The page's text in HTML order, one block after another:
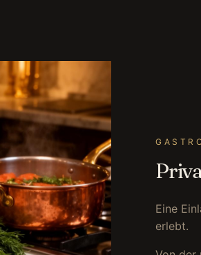
Eine
erlebt.